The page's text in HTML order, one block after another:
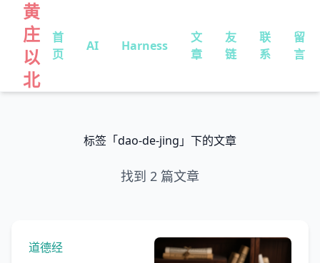
黄
庄
以
北
首
页
AI Harness
文
章
友
链
联
系
留
言
标签「dao-de-jing」下的文章
找到 2 篇文章
道德经